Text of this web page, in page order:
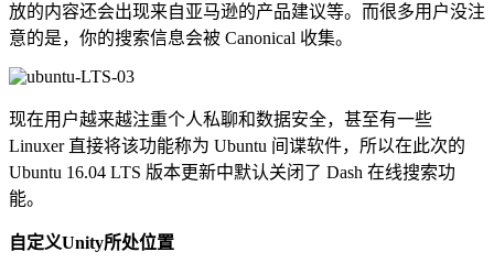
放的内容还会出现来自亚马逊的产品建议等。而很多用户没注
意的是，你的搜索信息会被 Canonical 收集。
现在用户越来越注重个人私聊和数据安全，甚至有一些
Linuxer 直接将该功能称为 Ubuntu 间谍软件，所以在此次的
Ubuntu 16.04 LTS 版本更新中默认关闭了 Dash 在线搜索功
能。
自定义Unity所处位置